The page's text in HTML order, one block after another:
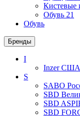
Кистевые
Обувь 21
Обувь
Бренды
I
InzerСША
S
SABO
SBD
SBD
SBD